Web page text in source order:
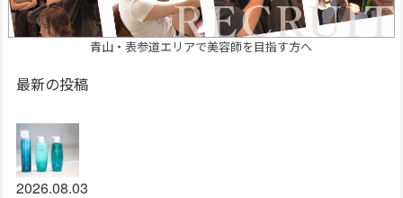
青山・表参道エリアで美容師を目指す方へ
最新の投稿
2026.08.03